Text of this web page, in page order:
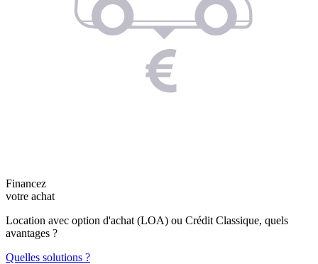
Financez
votre achat
Location avec option d'achat (LOA) ou Crédit Classique, quels
avantages ?
Quelles solutions ?